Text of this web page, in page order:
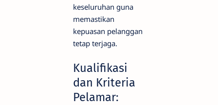
keseluruhan guna
memastikan
kepuasan pelanggan
tetap terjaga.
Kualifikasi
dan Kriteria
Pelamar: